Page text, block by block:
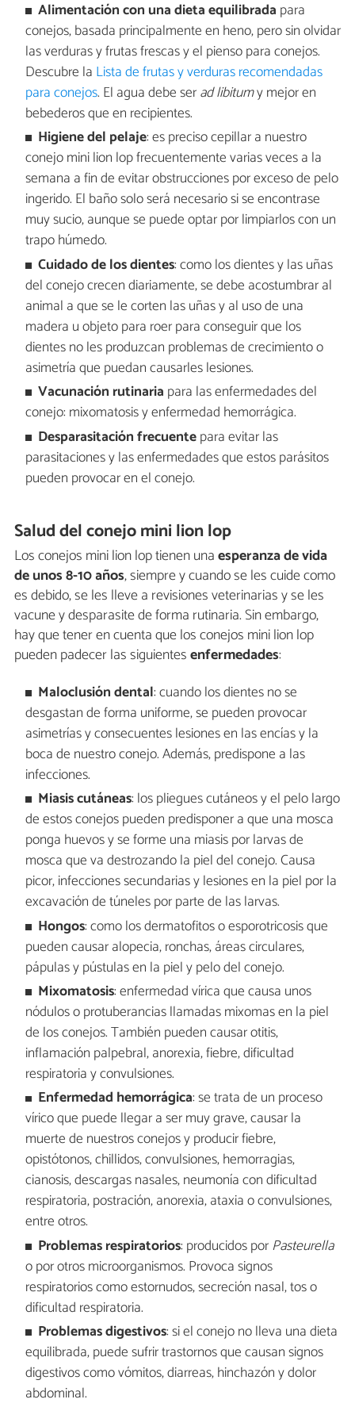
Alimentación con una dieta equilibrada para
conejos, basada principalmente en heno, pero sin olvidar
las verduras y frutas frescas y el pienso para conejos.
Descubre la Lista de frutas y verduras recomendadas
para conejos. El agua debe serad libitumy mejor en
bebederos que en recipientes.
Higiene del pelaje: es preciso cepillar a nuestro
conejo mini lion lop frecuentemente varias veces a la
semana a fin de evitar obstrucciones por exceso de pelo
ingerido. El baño solo será necesario si se encontrase
muy sucio, aunque se puede optar por limpiarlos con un
trapo húmedo.
Cuidado de los dientes: como los dientes y las uñas
del conejo crecen diariamente, se debe acostumbrar al
animal a que se le corten las uñas y al uso de una
madera u objeto para roer para conseguir que los
dientes no les produzcan problemas de crecimiento o
asimetría que puedan causarles lesiones.
Vacunación rutinaria para las enfermedades del
conejo: mixomatosis y enfermedad hemorrágica.
Desparasitación frecuentepara evitar las
parasitaciones y las enfermedades que estos parásitos
pueden provocar en el conejo.
Salud del conejo mini lion lop
Los conejos mini lion lop tienen unaesperanza de vida
de unos 8-10 años, siempre y cuando se les cuide como
es debido, se les lleve a revisiones veterinarias y se les
vacune y desparasite de forma rutinaria. Sin embargo,
hay que tener en cuenta que los conejos mini lion lop
pueden padecer las siguientesenfermedades:
Maloclusión dental: cuando los dientes no se
desgastan de forma uniforme, se pueden provocar
asimetrías y consecuentes lesiones en las encías y la
boca de nuestro conejo. Además, predispone a las
infecciones.
Miasis cutáneas: los pliegues cutáneos y el pelo largo
de estos conejos pueden predisponer a que una mosca
ponga huevos y se forme una miasis por larvas de
mosca que va destrozando la piel del conejo. Causa
picor, infecciones secundarias y lesiones en la piel por la
excavación de túneles por parte de las larvas.
Hongos: como los dermatofitos o esporotricosis que
pueden causar alopecia, ronchas, áreas circulares,
pápulas y pústulas en la piel y pelo del conejo.
Mixomatosis: enfermedad vírica que causa unos
nódulos o protuberancias llamadas mixomas en la piel
de los conejos. También pueden causar otitis,
inflamación palpebral, anorexia, fiebre, dificultad
respiratoria y convulsiones.
Enfermedad hemorrágica: se trata de un proceso
vírico que puede llegar a ser muy grave, causar la
muerte de nuestros conejos y producir fiebre,
opistótonos, chillidos, convulsiones, hemorragias,
cianosis, descargas nasales, neumonía con dificultad
respiratoria, postración, anorexia, ataxia o convulsiones,
entre otros.
Problemas respiratorios: producidos porPasteurella
o por otros microorganismos. Provoca signos
respiratorios como estornudos, secreción nasal, tos o
dificultad respiratoria.
Problemas digestivos: si el conejo no lleva una dieta
equilibrada, puede sufrir trastornos que causan signos
digestivos como vómitos, diarreas, hinchazón y dolor
abdominal.